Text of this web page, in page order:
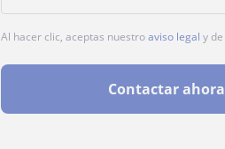
Al hacer clic, aceptas nuestroaviso legal y de
Contactar ahora